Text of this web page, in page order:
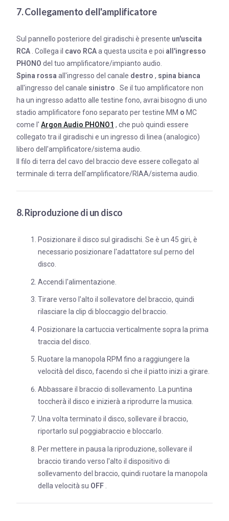
7. Collegamento dell'amplificatore
Sul pannello posteriore del giradischi è presente un'uscita
RCA . Collega il cavo RCAa questa uscita e poi all'ingresso
PHONO del tuo amplificatore/impianto audio.
Spina rossaall'ingresso del canale destro , spina bianca
all'ingresso del canale sinistro . Se il tuo amplificatore non
ha un ingresso adatto alle testine fono, avrai bisogno di uno
stadio amplificatore fono separato per testine MM o MC
come l' Argon Audio PHONO1 , che può quindi essere
collegato tra il giradischi e un ingresso di linea (analogico)
libero dell'amplificatore/sistema audio.
Il filo di terra del cavo del braccio deve essere collegato al
terminale di terra dell'amplificatore/RIAA/sistema audio.
8. Riproduzione di un disco
Posizionare il disco sul giradischi. Se è un 45 giri, è
necessario posizionare l'adattatore sul perno del
disco.
Accendi l'alimentazione.
Tirare verso l'alto il sollevatore del braccio, quindi
rilasciare la clip di bloccaggio del braccio.
Posizionare la cartuccia verticalmente sopra la prima
traccia del disco.
Ruotare la manopola RPM fino a raggiungere la
velocità del disco, facendo sì che il piatto inizi a girare.
Abbassare il braccio di sollevamento. La puntina
toccherà il disco e inizierà a riprodurre la musica.
Una volta terminato il disco, sollevare il braccio,
riportarlo sul poggiabraccio e bloccarlo.
Per mettere in pausa la riproduzione, sollevare il
braccio tirando verso l'alto il dispositivo di
sollevamento del braccio, quindi ruotare la manopola
della velocità su OFF